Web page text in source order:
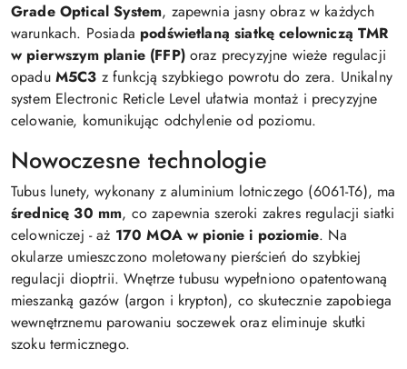
Grade Optical System, zapewnia jasny obraz w każdych
warunkach. Posiada podświetlaną siatkę celowniczą TMR
w pierwszym planie (FFP)oraz precyzyjne wieże regulacji
opadu M5C3 z funkcją szybkiego powrotu do zera. Unikalny
system Electronic Reticle Level ułatwia montaż i precyzyjne
celowanie, komunikując odchylenie od poziomu.
Nowoczesne technologie
Tubus lunety, wykonany z aluminium lotniczego (6061-T6), ma
średnicę 30 mm, co zapewnia szeroki zakres regulacji siatki
celowniczej - aż 170 MOA w pionie i poziomie. Na
okularze umieszczono moletowany pierścień do szybkiej
regulacji dioptrii. Wnętrze tubusu wypełniono opatentowaną
mieszanką gazów (argon i krypton), co skutecznie zapobiega
wewnętrznemu parowaniu soczewek oraz eliminuje skutki
szoku termicznego.